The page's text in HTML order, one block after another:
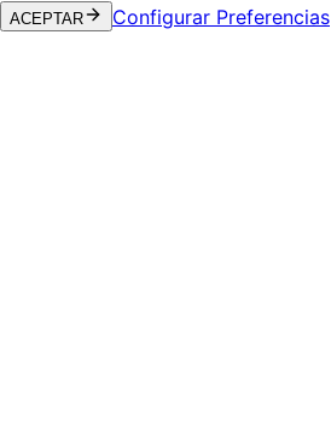
ACEPTAR Configurar Preferencias